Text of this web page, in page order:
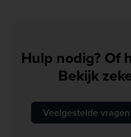
Hulp nodig? Of
Bekijk
Veelgestelde vragen